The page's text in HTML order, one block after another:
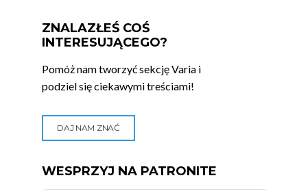
ZNALAZŁEŚ COŚ
INTERESUJĄCEGO?
Pomóż nam tworzyć sekcję Varia i
podziel się ciekawymi treściami!
DAJ NAM ZNAĆ
WESPRZYJ NA PATRONITE